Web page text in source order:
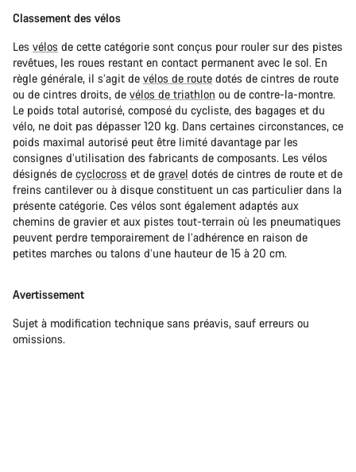
Classement des vélos
Les vélos de cette catégorie sont conçus pour rouler sur des pistes
revêtues, les roues restant en contact permanent avec le sol. En
règle générale, il s’agit de vélos de route dotés de cintres de route
ou de cintres droits, de vélos de triathlon ou de contre-la-montre.
Le poids total autorisé, composé du cycliste, des bagages et du
vélo, ne doit pas dépasser 120 kg. Dans certaines circonstances, ce
poids maximal autorisé peut être limité davantage par les
consignes d’utilisation des fabricants de composants. Les vélos
désignés de cyclocross et de gravel dotés de cintres de route et de
freins cantilever ou à disque constituent un cas particulier dans la
présente catégorie. Ces vélos sont également adaptés aux
chemins de gravier et aux pistes tout-terrain où les pneumatiques
peuvent perdre temporairement de l’adhérence en raison de
petites marches ou talons d’une hauteur de 15 à 20 cm.
Avertissement
Sujet à modification technique sans préavis, sauf erreurs ou
omissions.